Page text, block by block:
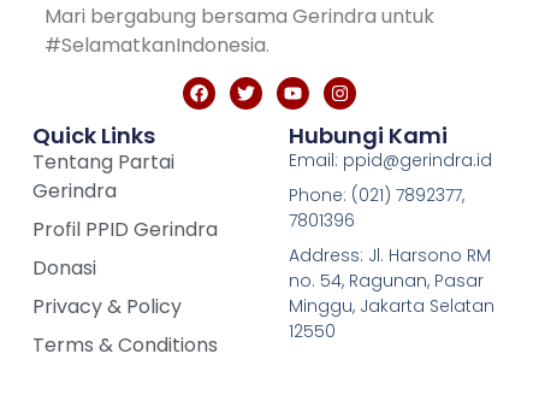
Mari bergabung bersama Gerindra untuk
#SelamatkanIndonesia.
Quick Links
Tentang Partai
Gerindra
Profil PPID Gerindra
Donasi
Privacy & Policy
Terms & Conditions
Hubungi Kami
Email: ppid@gerindra.id
Phone: (021) 7892377,
7801396
Address: Jl. Harsono RM
no. 54, Ragunan, Pasar
Minggu, Jakarta Selatan
12550